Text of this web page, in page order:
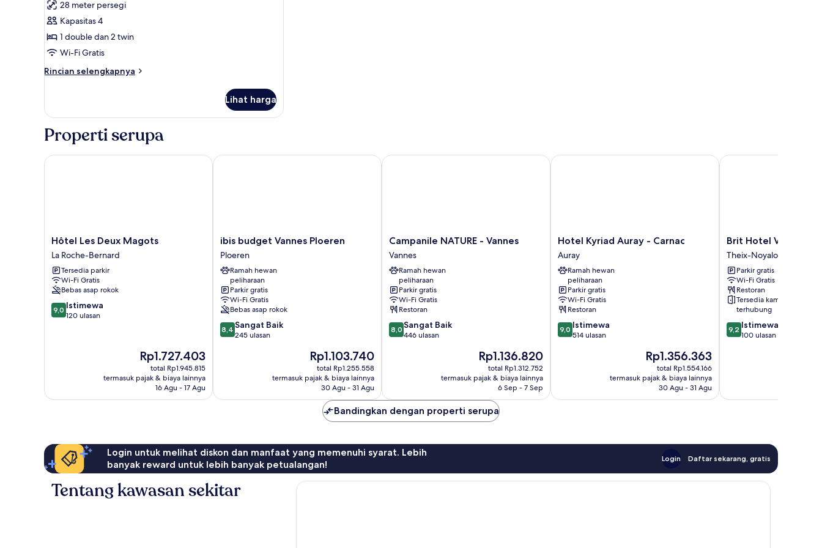
foto
untuk
Kamar
Keluarga
28 meter persegi
Kapasitas 4
1 double dan 2 twin
Wi-Fi Gratis
Rincian selengkapnya
Rincian
Kamar
Lihat harga
Properti serupa
Hôtel
Les
Deux
Magots
La
Roche-
Bernard
Hôtel Les Deux Magots
La Roche-Bernard
Tersedia parkir
Wi-Fi Gratis
Bebas asap rokok
9.0
dari
9,0 Istimewa
120 ulasan
Harga
sekarang
Rp1.727.403
Rp1.727.403
total Rp1.945.815
termasuk pajak & biaya lainnya
16 Agu - 17 Agu
Hôtel Les Deux Magots
ibis
budget
Vannes
Ploeren
Ploeren
ibis budget Vannes Ploeren
Ploeren
Ramah hewan
peliharaan
Parkir gratis
Wi-Fi Gratis
Bebas asap rokok
8.4
dari
8,4 Sangat Baik
245 ulasan
Harga
sekarang
Rp1.103.740
Rp1.103.740
total Rp1.255.558
termasuk pajak & biaya lainnya
30 Agu - 31 Agu
ibis budget Vannes Ploeren
Campanile
NATURE
-
Vannes
Vannes
Campanile NATURE - Vannes
Vannes
Ramah hewan
peliharaan
Parkir gratis
Wi-Fi Gratis
Restoran
8.0
dari
8,0 Sangat Baik
446 ulasan
Harga
sekarang
Rp1.136.820
Rp1.136.820
total Rp1.312.752
termasuk pajak & biaya lainnya
6 Sep - 7 Sep
Campanile NATURE - Vannes
Hotel
Kyriad
Auray
-
Carnac
Auray
Hotel Kyriad Auray - Carnac
Auray
Ramah hewan
peliharaan
Parkir gratis
Wi-Fi Gratis
Restoran
9.0
dari
9,0 Istimewa
514 ulasan
Harga
sekarang
Rp1.356.363
Rp1.356.363
total Rp1.554.166
termasuk pajak & biaya lainnya
30 Agu - 31 Agu
Hotel Kyriad Auray - Carnac
Brit
Hotel
Vannes-
Theix
Theix-
Noyalo
Brit Hotel Vannes-
Theix-Noyalo
Parkir gratis
Wi-Fi Gratis
Restoran
Tersedia kamar
terhubung
9.2
dari
9,2 Istimewa
100 ulasan
Brit Hotel Vannes-
Bandingkan dengan properti serupa
Login untuk melihat diskon dan manfaat yang memenuhi syarat. Lebih
banyak reward untuk lebih banyak petualangan!
Login Daftar sekarang, gratis
Tentang kawasan sekitar